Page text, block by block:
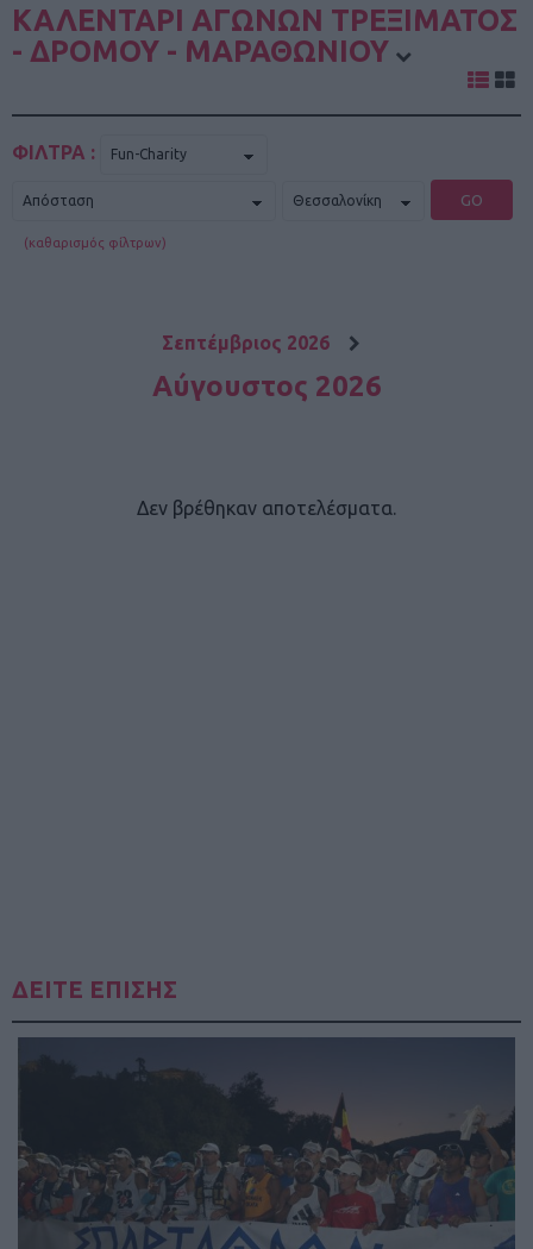
ΚΑΛΕΝΤΑΡΙ ΑΓΩΝΩΝ ΤΡΕΞΙΜΑΤΟΣ
- ΔΡΟΜΟΥ - ΜΑΡΑΘΩΝΙΟΥ
ΦΙΛΤΡΑ :
GO
(καθαρισμός φίλτρων)
Σεπτέμβριος 2026
Αύγουστος 2026
Δεν βρέθηκαν αποτελέσματα.
ΔΕΙΤΕ ΕΠΙΣΗΣ